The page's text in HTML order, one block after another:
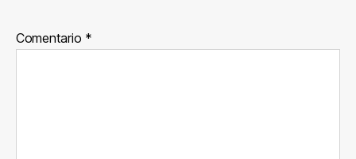
Comentario *